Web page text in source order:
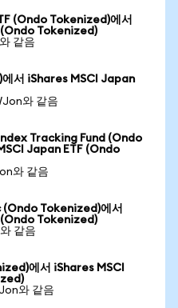
(Ondo Tokenized)에서
(Ondo Tokenized)
같음
서 iShares MSCI Japan
와 같음
Tracking Fund (Ondo
Japan ETF (Ondo
와 같음
Tokenized)에서
(Ondo Tokenized)
같음
에서 iShares MSCI
와 같음